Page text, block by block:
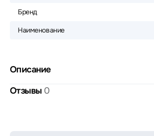
Бренд
Наименование
Описание
Отзывы 0